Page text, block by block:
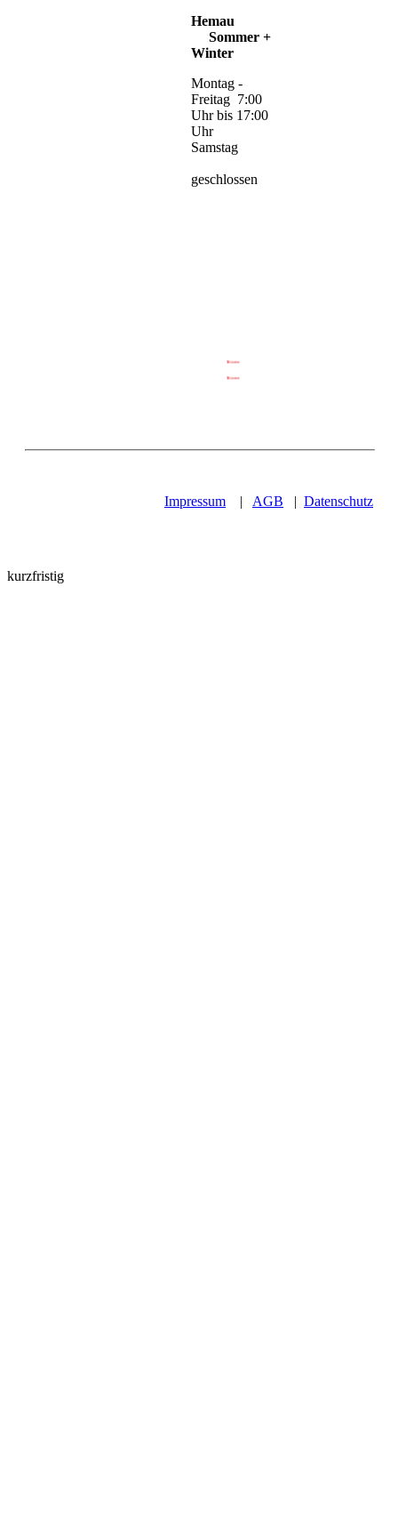
Hemau
Sommer +
Winter
Montag -
Freitag 7:00
Uhr bis 17:00
Uhr
Samstag
geschlossen
Impressum | AGB | Datenschutz
kurzfristig